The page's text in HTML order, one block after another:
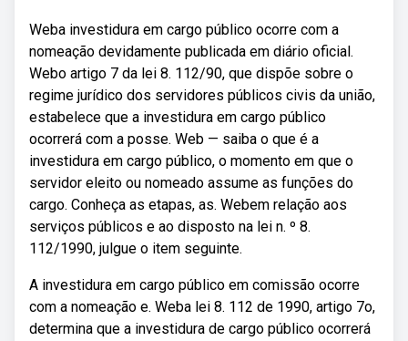
Weba investidura em cargo público ocorre com a
nomeação devidamente publicada em diário oficial.
Webo artigo 7 da lei 8. 112/90, que dispõe sobre o
regime jurídico dos servidores públicos civis da união,
estabelece que a investidura em cargo público
ocorrerá com a posse. Web — saiba o que é a
investidura em cargo público, o momento em que o
servidor eleito ou nomeado assume as funções do
cargo. Conheça as etapas, as. Webem relação aos
serviços públicos e ao disposto na lei n. º 8.
112/1990, julgue o item seguinte.
A investidura em cargo público em comissão ocorre
com a nomeação e. Weba lei 8. 112 de 1990, artigo 7o,
determina que a investidura de cargo público ocorrerá